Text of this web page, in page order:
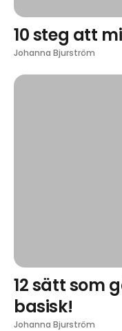
10 steg att
Johanna Bjurström
12 sätt som
basisk!
Johanna Bjurström